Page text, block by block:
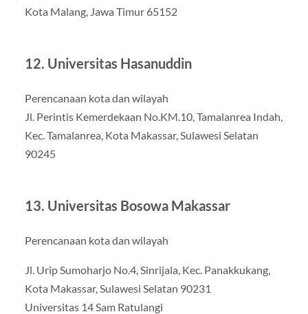
Kota Malang, Jawa Timur 65152
12. Universitas Hasanuddin
Perencanaan kota dan wilayah
Jl. Perintis Kemerdekaan No.KM.10, Tamalanrea Indah,
Kec. Tamalanrea, Kota Makassar, Sulawesi Selatan
90245
13. Universitas Bosowa Makassar
Perencanaan kota dan wilayah
Jl. Urip Sumoharjo No.4, Sinrijala, Kec. Panakkukang,
Kota Makassar, Sulawesi Selatan 90231
Universitas 14 Sam Ratulangi